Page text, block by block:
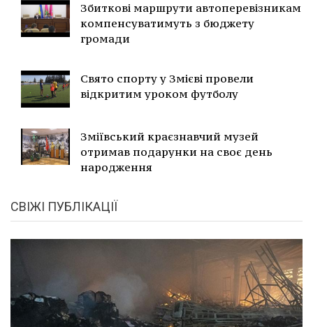
Збиткові маршрути автоперевізникам
компенсуватимуть з бюджету
громади
Свято спорту у Змієві провели
відкритим уроком футболу
Зміївський краєзнавчий музей
отримав подарунки на своє день
народження
СВІЖІ ПУБЛІКАЦІЇ